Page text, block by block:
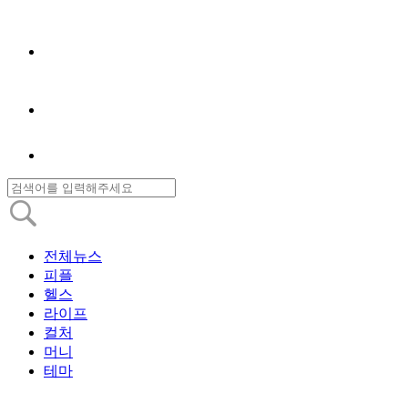
전체뉴스
피플
헬스
라이프
컬처
머니
테마